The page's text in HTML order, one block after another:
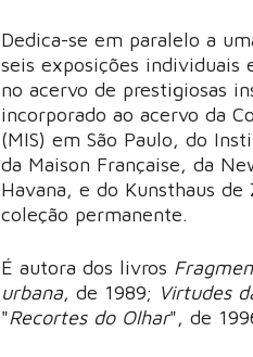
Dedica-se em paralelo a
seis exposições
no acervo de prestigiosas
incorporado ao acervo da
(MIS) em São Paulo, do
da Maison Française, da
Havana, e do Kunsthaus
coleção permanente.
É autora dos livros
urbana, de 1989; Virtudes
"Recortes do Olhar", de